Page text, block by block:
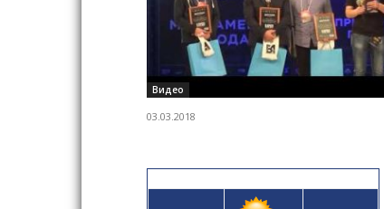
Видео
03.03.2018